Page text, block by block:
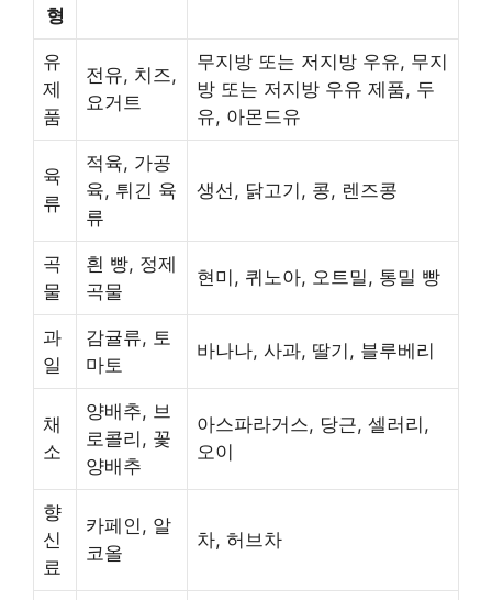
형
유
제
품
전유, 치즈,
요거트
무지방 또는 저지방 우유, 무지
방 또는 저지방 우유 제품, 두
유, 아몬드유
육
류
적육, 가공
육, 튀긴 육
류
생선, 닭고기, 콩, 렌즈콩
곡
물
흰 빵, 정제
곡물
현미, 퀴노아, 오트밀, 통밀 빵
과
일
감귤류, 토
마토
바나나, 사과, 딸기, 블루베리
채
소
양배추, 브
로콜리, 꽃
양배추
아스파라거스, 당근, 셀러리,
오이
향
신
료
카페인, 알
코올
차, 허브차